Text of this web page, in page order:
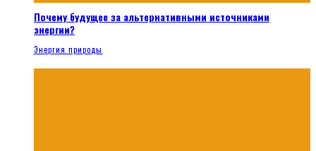
Почему будущее за альтернативными источниками
энергии?
Энергия природы